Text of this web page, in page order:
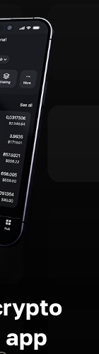
app